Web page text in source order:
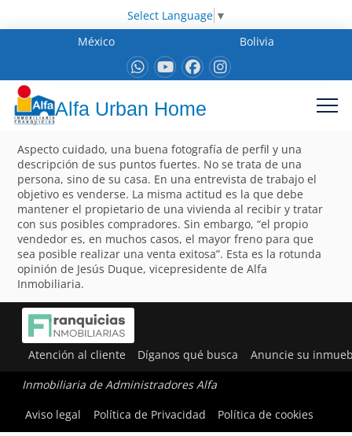
Select Language ▼
México
Bolivia
Alfa Urban Home
Aspecto cuidado, una buena fotografía de perfil y una
descripción de sus puntos fuertes. No se trata de una
persona, sino de su casa. En una entrevista de trabajo el
objetivo es venderse. La misma actitud es la que debe
mantener el propietario de una vivienda al recibir y tratar
con sus posibles compradores. Sin embargo, “el propio
vendedor es, en muchos casos, el mayor freno para que
sea posible realizar una venta exitosa”. Esta es la rotunda
opinión de Jesús Duque, vicepresidente de Alfa
Inmobiliaria.
Atención al cliente Díganos qué busca Anuncie su
Inmobiliaria de Administradores Alfa
Aviso legal
Política de Privacidad Política de cookies